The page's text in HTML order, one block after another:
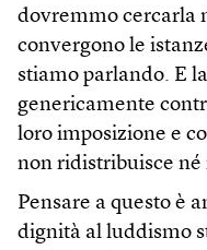
dovremmo cercarla
convergono le
stiamo parlando. E
genericamente
loro imposizione e
non ridistribuisce né
Pensare a questo è
dignità al luddismo